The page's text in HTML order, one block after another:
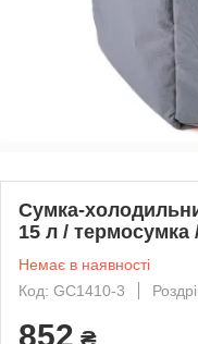
Сумка-
15 л / термосумка
Немає в наявності
Код: GC1410-3
852